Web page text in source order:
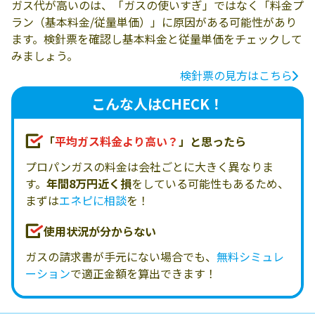
ガス代が高いのは、「ガスの使いすぎ」ではなく「料金プ
ラン（基本料金/従量単価）」に原因がある可能性があり
ます。検針票を確認し基本料金と従量単価をチェックして
みましょう。
検針票の見方はこちら
こんな人はCHECK！
「平均ガス料金より高い？」と思ったら
プロパンガスの料金は会社ごとに大きく異なりま
す。 年間8万円近く損をしている可能性もあるため、
まずはエネピに相談を！
使用状況が分からない
ガスの請求書が手元にない場合でも、 無料シミュレ
ーションで適正金額を算出できます！